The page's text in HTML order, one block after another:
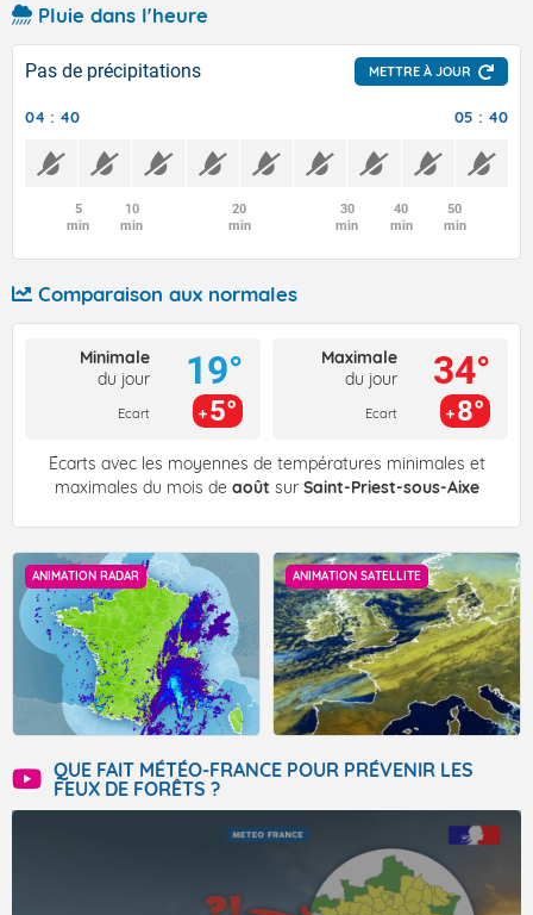
Pluie dans l'heure
Pas de précipitations METTRE À JOUR
04 : 40 05 : 40
5
min
10
min
20
min
30
min
40
min
50
min
Comparaison aux normales
Minimale
du jour
Ecart
19°
5°
Maximale
du jour
Ecart
34°
8°
Écarts avec les moyennes de températures minimales et
maximales du mois de août sur Saint-Priest-sous-Aixe
ANIMATION RADAR ANIMATION SATELLITE
QUE FAIT MÉTÉO-FRANCE POUR PRÉVENIR LES
FEUX DE FORÊTS ?